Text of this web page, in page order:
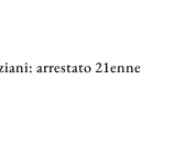
arrestato 21enne